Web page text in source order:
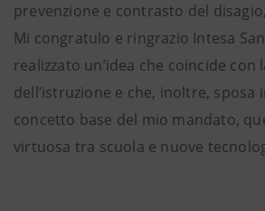
prevenzione e contrasto del
Mi congratulo e ringrazio Intesa
realizzato un’idea che coincide con
dell’istruzione e che, inoltre, sposa
concetto base del mio mandato,
virtuosa tra scuola e nuove